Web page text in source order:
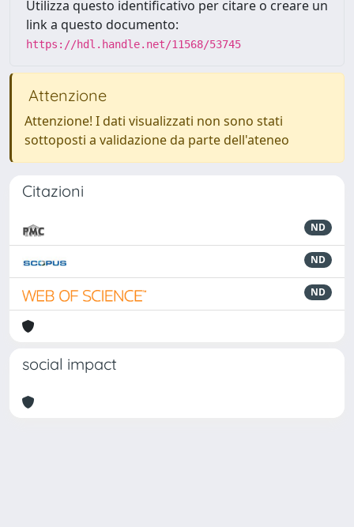
Utilizza questo identificativo per citare o creare un
link a questo documento:
https://hdl.handle.net/11568/53745
Attenzione
Attenzione! I dati visualizzati non sono stati
sottoposti a validazione da parte dell'ateneo
Citazioni
ND
ND
ND
social impact